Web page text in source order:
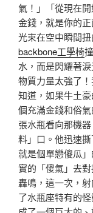
氣！」「從現在
金錢，就是你的
光束在空中瞬間
backbone工學椅
水，而是閃耀著
物質力量太強了
知道，如果牛土
個充滿金錢和俗
張水瓶看向那機
料」口。他迅速
就是個單戀傻瓜
實的「傻氣」去
轟鳴，這一次，
了水瓶座特有的